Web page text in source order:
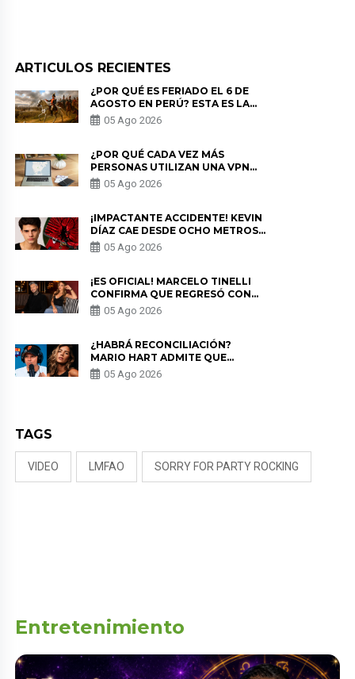
ARTICULOS RECIENTES
¿POR QUÉ ES FERIADO EL 6 DE
AGOSTO EN PERÚ? ESTA ES LA
HISTORIA
05 Ago 2026
¿POR QUÉ CADA VEZ MÁS
PERSONAS UTILIZAN UNA VPN
PARA PROTEGER SU
PRIVACIDAD?
05 Ago 2026
¡IMPACTANTE ACCIDENTE! KEVIN
DÍAZ CAE DESDE OCHO METROS
EN “ESTO ES GUERRA” Y GENERA
PREOCUPACIÓN
05 Ago 2026
¡ES OFICIAL! MARCELO TINELLI
CONFIRMA QUE REGRESÓ CON
MILETT FIGUEROA: “EL AMOR
PUDO MÁS”
05 Ago 2026
¿HABRÁ RECONCILIACIÓN?
MARIO HART ADMITE QUE
PODRÍA VOLVER CON KORINA
RIVADENEIRA: “NO LE CERRARÍA
05 Ago 2026
TAGS
VIDEO LMFAO SORRY FOR PARTY ROCKING
Entretenimiento